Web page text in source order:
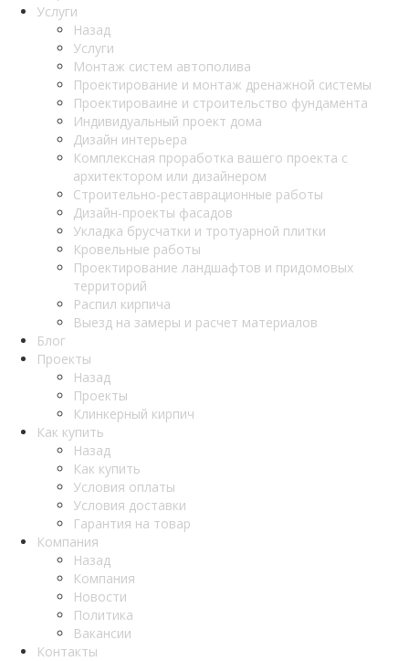
Услуги
Назад
Услуги
Монтаж систем автополива
Проектирование и монтаж дренажной системы
Проектироваине и строительство фундамента
Индивидуальный проект дома
Дизайн интерьера
Комплексная проработка вашего проекта с
архитектором или дизайнером
Строительно-реставрационные работы
Дизайн-проекты фасадов
Укладка брусчатки и тротуарной плитки
Кровельные работы
Проектирование ландшафтов и придомовых
территорий
Распил кирпича
Выезд на замеры и расчет материалов
Блог
Проекты
Назад
Проекты
Клинкерный кирпич
Как купить
Назад
Как купить
Условия оплаты
Условия доставки
Гарантия на товар
Компания
Назад
Компания
Новости
Политика
Вакансии
Контакты